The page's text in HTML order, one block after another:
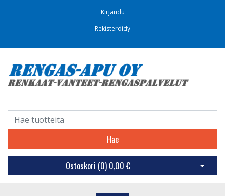
Kirjaudu
Rekisteröidy
Hae
Ostoskori (0) 0,00 € Avaa